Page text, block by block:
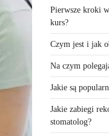
Pierwsze kroki
kurs?
Czym jest i jak
Na czym
Jakie są
Jakie zabiegi
stomatolog?